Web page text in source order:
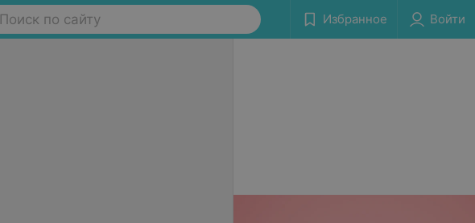
Поиск по сайту Избранное Войти